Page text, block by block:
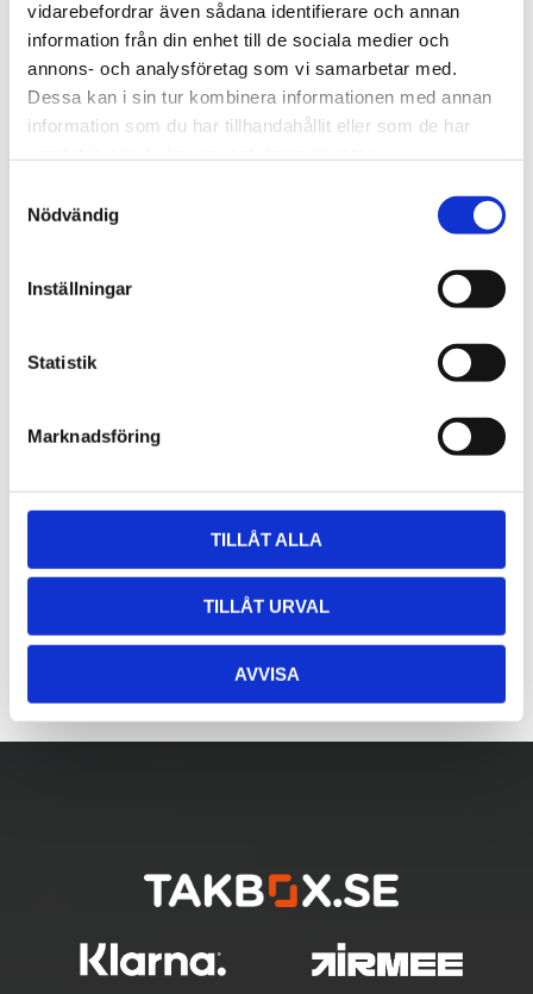
vidarebefordrar även sådana identifierare och annan
information från din enhet till de sociala medier och
annons- och analysföretag som vi samarbetar med.
Dessa kan i sin tur kombinera informationen med annan
information som du har tillhandahållit eller som de har
Nödvändig
Inställningar
Statistik
Marknadsföring
TILLÅT ALLA
TILLÅT URVAL
AVVISA
Lättmonterad
takräcken, för fordon utan
befintliga fästpunkter för
fabriksmonterade räcken.
1 795 kr
kr
Lättmonterad
Edge-takräcken, för
fordon utan befintliga
eller fabriksmonterade
räcken.
2 525kr
2 635